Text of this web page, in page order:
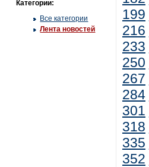
Категории:
Все категории
Лента новостей
199
216
233
250
267
284
301
318
335
352